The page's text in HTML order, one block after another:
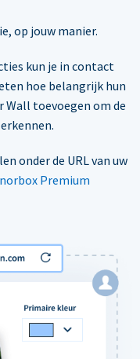
op jouw manier.
kun je in contact
hoe belangrijk hun
Wall toevoegen om de
onder de URL van uw
Premium